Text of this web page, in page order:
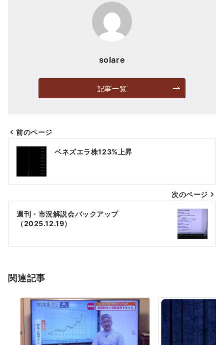
solare
記事一覧
投
ナ
ビ
ゲ
シ
ン
前のページ
ベネズエラ株123%上昇
次のページ
週刊・市況解説会バックアップ
（2025.12.19）
関連記事